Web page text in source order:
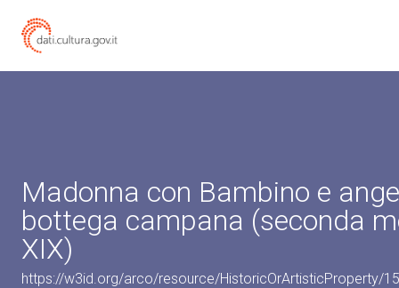
Madonna con Bambino e
bottega campana (seconda
XIX)
https://w3id.org/arco/resource/HistoricOrArtisticProperty/